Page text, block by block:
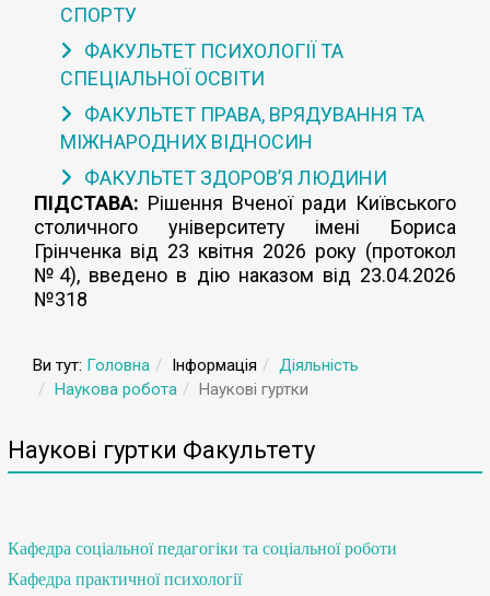
СПОРТУ
ФАКУЛЬТЕТ ПСИХОЛОГІЇ ТА
СПЕЦІАЛЬНОЇ ОСВІТИ
ФАКУЛЬТЕТ ПРАВА, ВРЯДУВАННЯ ТА
МІЖНАРОДНИХ ВІДНОСИН
ФАКУЛЬТЕТ ЗДОРОВ’Я ЛЮДИНИ
ПІДСТАВА: Рішення Вченої ради Київського
столичного університету імені Бориса
Грінченка від 23 квітня 2026 року (протокол
№4), введено в дію наказом від 23.04.2026
№318
Ви тут: Головна Інформація
Діяльність
Наукова робота
Наукові гуртки
Наукові гуртки Факультету
Кафедра соціальної педагогіки та соціальної роботи
Кафедра практичної психології